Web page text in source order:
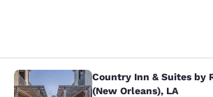
Country Inn & Suites
Country Inn & Suites by
(New Orleans), LA